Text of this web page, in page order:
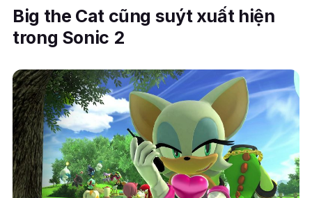
Big the Cat cũng suýt xuất hiện
trong Sonic 2